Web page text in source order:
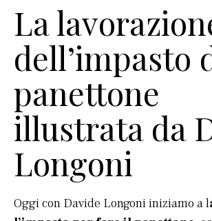
La
dell’impasto
panettone
illustrata da
Longoni
Oggi con Davide Longoni iniziamo a l